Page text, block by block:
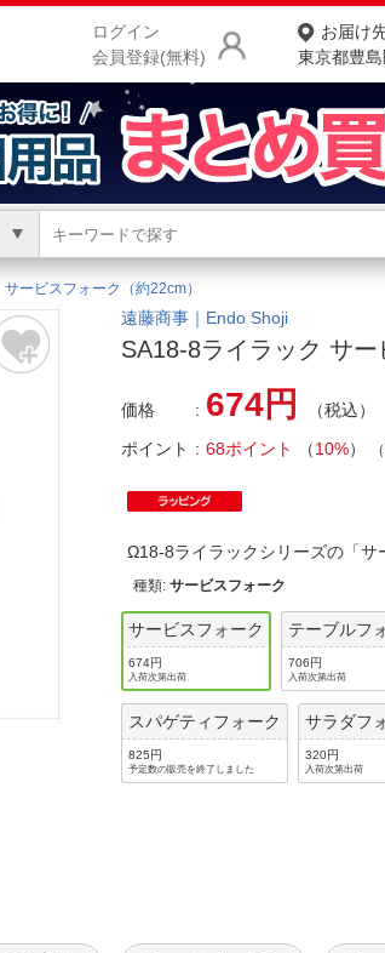
ログイン
会員登録(無料)
お届け
東京都豊
商品をさが
ランキングから
カテゴリ一覧か
お客様サポ
よくある質問・
サービスフォーク（約22cm）
遠藤商事｜Endo Shoji
SA18-8ライラック サ
価格 674円
（税込）
ポイント
68ポイント （10%）
Ω18-8ライラックシリーズの「
種類:サービスフォーク
サービスフォーク
674円
入荷次第出荷
テーブルフ
706円
入荷次第出荷
スパゲティフォーク
825円
予定数の販売を終了しました
サラダフ
320円
入荷次第出荷